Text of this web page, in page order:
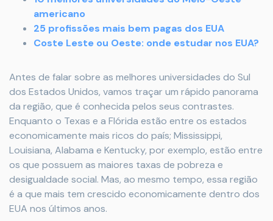
americano
25 profissões mais bem pagas dos EUA
Coste Leste ou Oeste: onde estudar nos EUA?
Antes de falar sobre as melhores universidades do Sul
dos Estados Unidos, vamos traçar um rápido panorama
da região, que é conhecida pelos seus contrastes.
Enquanto o Texas e a Flórida estão entre os estados
economicamente mais ricos do país; Mississippi,
Louisiana, Alabama e Kentucky, por exemplo, estão entre
os que possuem as maiores taxas de pobreza e
desigualdade social. Mas, ao mesmo tempo, essa região
é a que mais tem crescido economicamente dentro dos
EUA nos últimos anos.